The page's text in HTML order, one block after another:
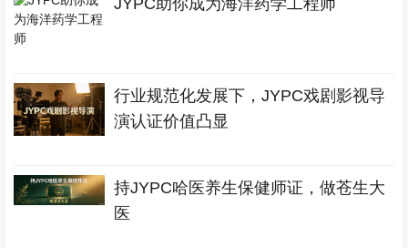
JYPC助你成为海洋药学工程师
行业规范化发展下，JYPC戏剧影视导
演认证价值凸显
持JYPC哈医养生保健师证，做苍生大
医